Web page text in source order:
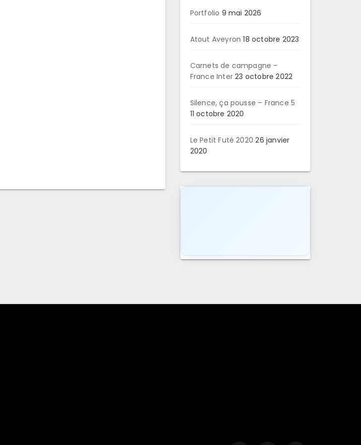
Portfolio 9 mai 2026
Atout Aveyron 18 octobre 2023
Carnets de campagne –
France Inter 23 octobre 2022
Silence, ça pousse – France 5
11 octobre 2020
Le Petit Futé 2020 26 janvier
2020